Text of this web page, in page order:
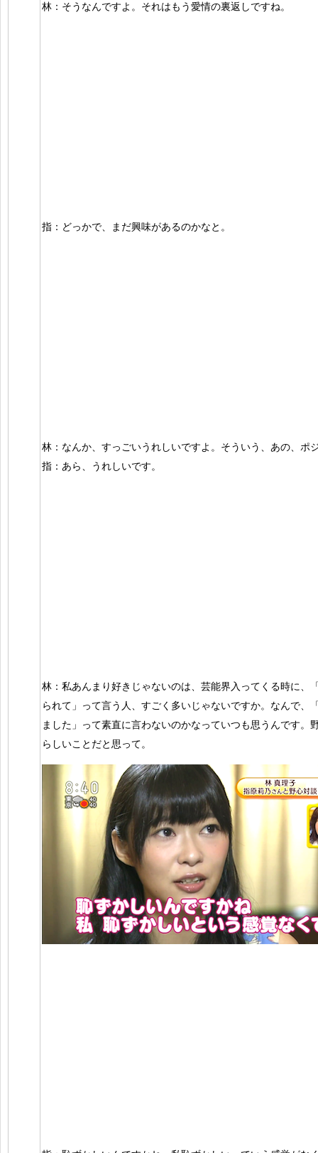
林：そうなんですよ。それはもう愛情の裏返しですね。
指：どっかで、まだ興味があるのかなと。
林：なんか、すっごいうれしいですよ。そういう、あの、ポ
指：あら、うれしいです。
林：私あんまり好きじゃないのは、芸能界入ってくる時に、
られて」って言う人、すごく多いじゃないですか。なんで、
ました」って素直に言わないのかなっていつも思うんです。
らしいことだと思って。